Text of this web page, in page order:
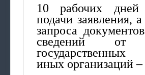
10 рабочих
подачи заявления,
запроса
сведений от
государственных
иных организаций